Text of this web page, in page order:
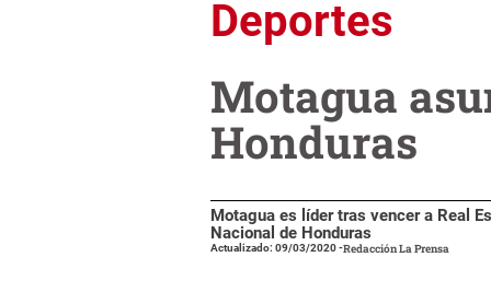
Deportes
Motagua
Honduras
Motagua es líder tras vencer a Real
Nacional de Honduras
Actualizado: 09/03/2020-Redacción La Prensa